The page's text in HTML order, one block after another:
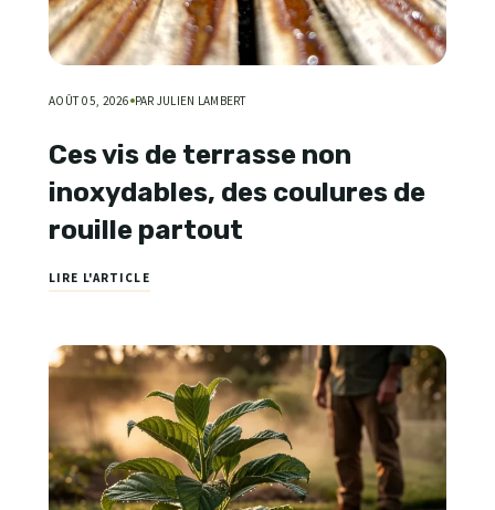
AOÛT 05, 2026 PAR JULIEN LAMBERT
Ces vis de terrasse non
inoxydables, des coulures de
rouille partout
LIRE L'ARTICLE